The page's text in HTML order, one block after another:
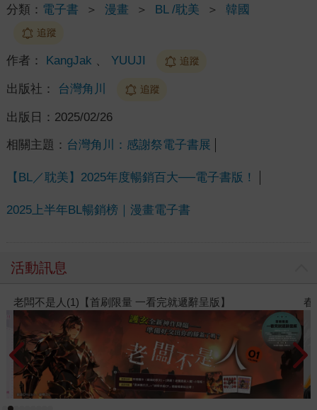
分類： 電子書 ＞ 漫畫 ＞ BL /耽美 ＞ 韓國
追蹤
作者： KangJak YUUJI 追蹤
出版社： 台灣角川 追蹤
出版日： 2025/02/26
相關主題： 台灣角川：感謝祭電子書展
【BL／耽美】2025年度暢銷百大──電子書版！
2025上半年BL暢銷榜｜漫畫電子書
活動訊息
辭呈版】 春光ｘ奇幻基地｜全書系展